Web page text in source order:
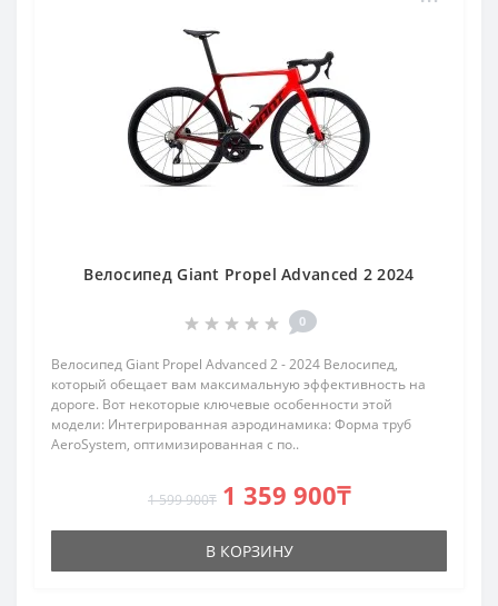
Велосипед Giant Propel Advanced 2 2024
0
Велосипед Giant Propel Advanced 2 - 2024 Велосипед,
который обещает вам максимальную эффективность на
дороге. Вот некоторые ключевые особенности этой
модели: Интегрированная аэродинамика: Форма труб
AeroSystem, оптимизированная с по..
1 599 900₸ 1 359 900₸
В КОРЗИНУ